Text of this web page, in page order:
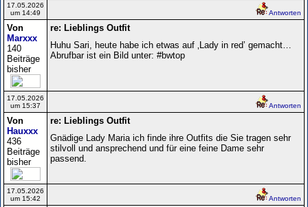
17.05.2026
um 14:49
Antworten
Von
Marxxx
140
Beiträge
bisher
re: Lieblings Outfit
Huhu Sari, heute habe ich etwas auf ‚Lady in red’ gemacht…
Abrufbar ist ein Bild unter: #bwtop
17.05.2026
um 15:37
Antworten
Von
Hauxxx
436
Beiträge
bisher
re: Lieblings Outfit
Gnädige Lady Maria ich finde ihre Outfits die Sie tragen sehr
stilvoll und ansprechend und für eine feine Dame sehr
passend.
17.05.2026
um 15:42
Antworten